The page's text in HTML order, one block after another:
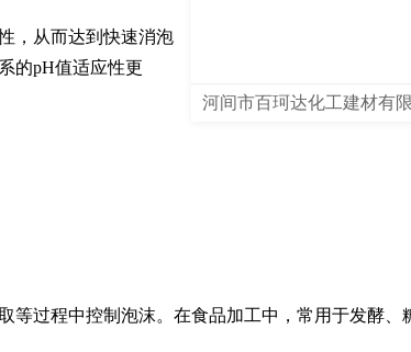
，从而达到快速消泡
的pH值适应性更
等过程中控制泡沫。在食品加工中，常用于发酵、